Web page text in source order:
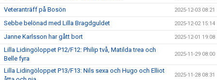
Veteranträff på Bosön 2025-12-03 08:21
Sebbe belönad med Lilla Bragdguldet 2025-12-02 15:14
Janne Karlsson har gått bort 2025-12-01 19:08
Lilla Lidingöloppet P12/F12: Philip två, Matilda trea och
Belle fyra
2025-11-29 08:00
Lilla Lidingöloppet P13/F13: Nils sexa och Hugo och Elliot
2025-11-28 08:31